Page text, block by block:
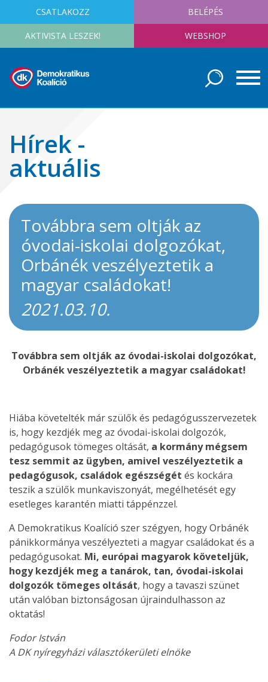
CSATLAKOZZ BELÉPÉS
AKTIVISTA LESZEK! WEBSHOP
Hírek -
aktuális
Továbbra sem oltják az
óvodai-iskolai dolgozókat,
Orbánék veszélyeztetik a
magyar családokat!
2021.03.10.
Továbbra sem oltják az óvodai-iskolai dolgozókat,
Orbánék veszélyeztetik a magyar családokat!
Hiába követelték már szülők és pedagógusszervezetek
is, hogy kezdjék meg az óvodai-iskolai dolgozók,
pedagógusok tömeges oltását, a kormány mégsem
tesz semmit az ügyben, amivel veszélyeztetik a
pedagógusok, családok egészségét és kockára
teszik a szülők munkaviszonyát, megélhetését egy
esetleges karantén miatti táppénzzel.
A Demokratikus Koalíció szer szégyen, hogy Orbánék
pánikkormánya veszélyezteti a magyar családokat és a
pedagógusokat. Mi, európai magyarok követeljük,
hogy kezdjék meg a tanárok, tan, óvodai-iskolai
dolgozók tömeges oltását, hogy a tavaszi szünet
után valóban biztonságosan újraindulhasson az
oktatás!
Fodor István
A DK nyíregyházi választókerületi elnöke